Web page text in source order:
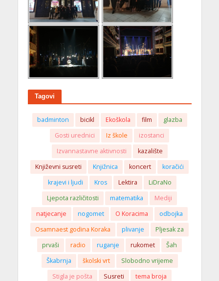
Tagovi
badminton bicikl Ekoškola film
glazba
Gosti urednici
Iz škole
izostanci
Izvannastavne aktivnosti
kazalište
Književni susreti
Knjižnica koncert
koračići
krajevi i ljudi
Kros Lektira
LiDraNo
Ljepota različitosti
matematika
Mediji
natjecanje
nogomet O Koracima
odbojka
Osamnaest godina Koraka
plivanje
Pljesak za
prvaši
radio ruganje rukomet
Šah
Škabrnja
školski vrt
Slobodno vrijeme
Stigla je pošta
Susreti
tema broja